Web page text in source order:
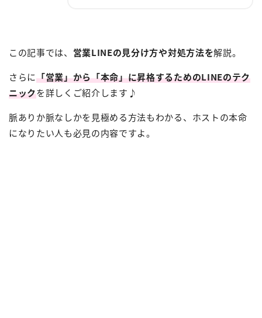
この記事では、 営業LINEの見分け方や対処方法を解説。
さらに「営業」から「本命」に昇格するためのLINEのテク
ニックを詳しくご紹介します♪
脈ありか脈なしかを見極める方法もわかる、ホストの本命
になりたい人も必見の内容ですよ。